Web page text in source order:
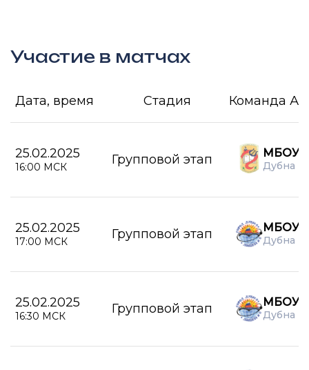
Участие в матчах
Дата, время Стадия Команда А
25.02.2025
16:00 МСК Групповой этап МБОУ
Дубна
25.02.2025
17:00 МСК Групповой этап МБОУ
Дубна
25.02.2025
16:30 МСК Групповой этап МБОУ
Дубна